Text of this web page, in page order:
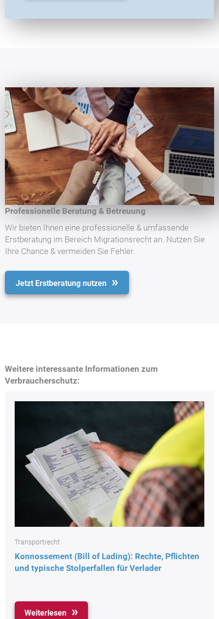
Professionelle Beratung & Betreuung
Wir bieten Ihnen eine professionelle & umfassende
Erstberatung im Bereich Migrationsrecht an. Nutzen Sie
Ihre Chance & vermeiden Sie Fehler.
Jetzt Erstberatung nutzen
Weitere interessante Informationen zum
Verbraucherschutz:
Transportrecht
Konnossement (Bill of Lading): Rechte, Pflichten
und typische Stolperfallen für Verlader
Weiterlesen